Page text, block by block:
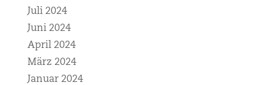
Juli 2024
Juni 2024
April 2024
März 2024
Januar 2024